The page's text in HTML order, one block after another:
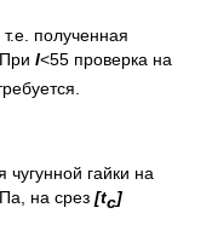
полученная
l<55 проверка на
гайки на
на срез [tc]